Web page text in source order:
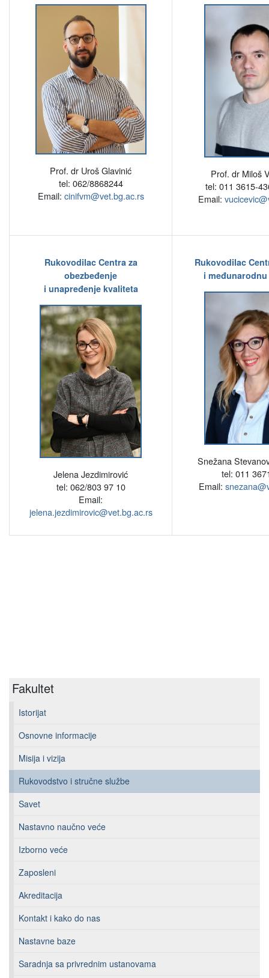
Fakultet
Istorijat
Osnovne informacije
Misija i vizija
Rukovodstvo i stručne službe
Savet
Nastavno naučno veće
Izborno veće
Zaposleni
Akreditacija
Kontakt i kako do nas
Nastavne baze
Saradnja sa privrednim ustanovama
Prof. dr Uroš Glavinić
tel: 062/8868244
Email: cinifvm@vet.bg.ac.rs
Prof. dr Miloš
tel: 011 3615-
Email:
Rukovodilac Centra za
obezbeđenje
i unapređenje kvaliteta
Jelena Jezdimirović
tel: 062/803 97 10
Email:
jelena.jezdimirovic@vet.bg.ac.rs
Rukovodilac
i
Snežana
tel: 011
Email: